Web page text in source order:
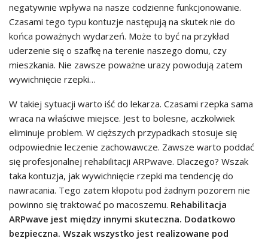
negatywnie wpływa na nasze codzienne funkcjonowanie.
Czasami tego typu kontuzje następują na skutek nie do
końca poważnych wydarzeń. Może to być na przykład
uderzenie się o szafkę na terenie naszego domu, czy
mieszkania. Nie zawsze poważne urazy powodują zatem
wywichnięcie rzepki…
W takiej sytuacji warto iść do lekarza. Czasami rzepka sama
wraca na właściwe miejsce. Jest to bolesne, aczkolwiek
eliminuje problem. W cięższych przypadkach stosuje się
odpowiednie leczenie zachowawcze. Zawsze warto poddać
się profesjonalnej rehabilitacji ARPwave. Dlaczego? Wszak
taka kontuzja, jak wywichnięcie rzepki ma tendencję do
nawracania. Tego zatem kłopotu pod żadnym pozorem nie
powinno się traktować po macoszemu. Rehabilitacja
ARPwave jest między innymi skuteczna. Dodatkowo
bezpieczna. Wszak wszystko jest realizowane pod